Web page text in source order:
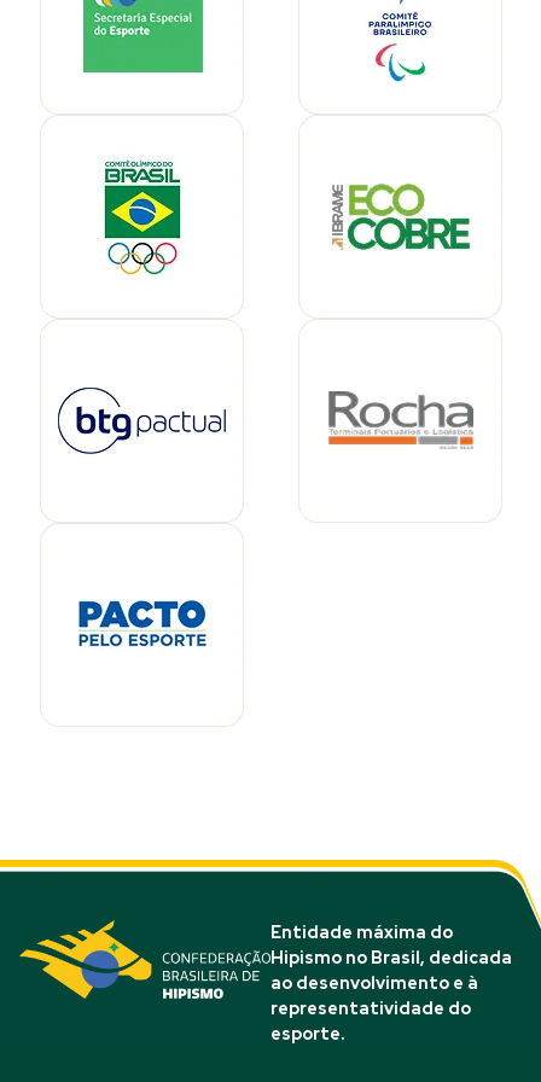
Entidade máxima do
Hipismo no Brasil, dedicada
ao desenvolvimento e à
representatividade do
esporte.